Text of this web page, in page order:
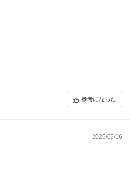
参考になった
2026/05/16